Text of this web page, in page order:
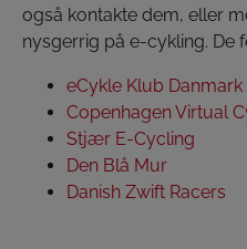
også kontakte dem, eller
nysgerrig på e-cykling. De
eCykle Klub Danmark
Copenhagen Virtual
Stjær E-Cycling
Den Blå Mur
Danish Zwift Racers